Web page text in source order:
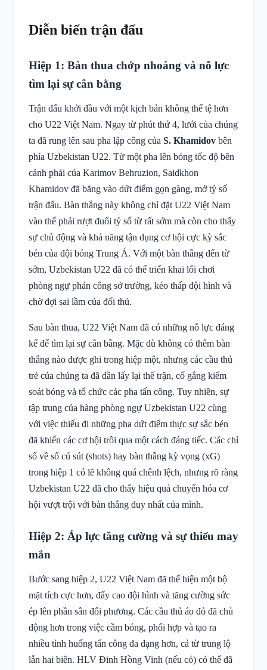
Diễn biến trận đấu
Hiệp 1: Bàn thua chớp nhoáng và nỗ lực
tìm lại sự cân bằng
Trận đấu khởi đầu với một kịch bản không thể tệ hơn
cho U22 Việt Nam. Ngay từ phút thứ 4, lưới của chúng
ta đã rung lên sau pha lập công của S. Khamidov bên
phía Uzbekistan U22. Từ một pha lên bóng tốc độ bên
cánh phải của Karimov Behruzion, Saidkhon
Khamidov đã băng vào dứt điểm gọn gàng, mở tỷ số
trận đấu. Bàn thắng này không chỉ đặt U22 Việt Nam
vào thế phải rượt đuổi tỷ số từ rất sớm mà còn cho thấy
sự chủ động và khả năng tận dụng cơ hội cực kỳ sắc
bén của đội bóng Trung Á. Với một bàn thắng đến từ
sớm, Uzbekistan U22 đã có thể triển khai lối chơi
phòng ngự phản công sở trường, kéo thấp đội hình và
chờ đợi sai lầm của đối thủ.
Sau bàn thua, U22 Việt Nam đã có những nỗ lực đáng
kể để tìm lại sự cân bằng. Mặc dù không có thêm bàn
thắng nào được ghi trong hiệp một, nhưng các cầu thủ
trẻ của chúng ta đã dần lấy lại thế trận, cố gắng kiểm
soát bóng và tổ chức các pha tấn công. Tuy nhiên, sự
tập trung của hàng phòng ngự Uzbekistan U22 cùng
với việc thiếu đi những pha dứt điểm thực sự sắc bén
đã khiến các cơ hội trôi qua một cách đáng tiếc. Các chỉ
số về số cú sút (shots) hay bàn thắng kỳ vọng (xG)
trong hiệp 1 có lẽ không quá chênh lệch, nhưng rõ ràng
Uzbekistan U22 đã cho thấy hiệu quả chuyển hóa cơ
hội vượt trội với bàn thắng duy nhất của mình.
Hiệp 2: Áp lực tăng cường và sự thiếu may
mắn
Bước sang hiệp 2, U22 Việt Nam đã thể hiện một bộ
mặt tích cực hơn, đẩy cao đội hình và tăng cường sức
ép lên phần sân đối phương. Các cầu thủ áo đỏ đã chủ
động hơn trong việc cầm bóng, phối hợp và tạo ra
nhiều tình huống tấn công đa dạng hơn, cả từ trung lộ
lẫn hai biên. HLV Đinh Hồng Vinh (nếu có) có thể đã